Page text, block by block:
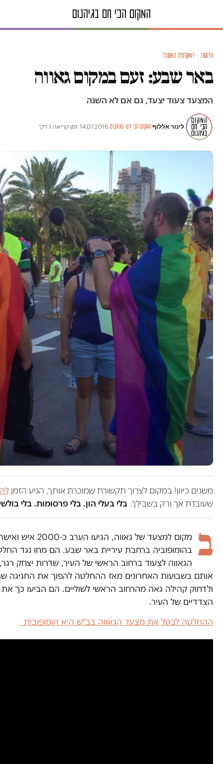
חדשות · דמוקרטיה במשבר
באר שבע: זעם במקום גאווה
המצעד צעוד יצעד, גם אם לא השנה
לינור אללוף·המקום הכי חם בגיהנום·
14.07.2016
·זמן קריאה 1 דק׳
משנים כיוון! במקום לצרוך תקשורת שמוכרת אותך, הגיע הזמן
שעובדת אך ורק בשבילך. בלי בעלי הון. בלי פרסומות. בלי
ב
מקום למצעד של
בהומופוביה ברחבת עיריית באר שבע. הם מחו נגד
הגאווה לצעוד ברחוב הראשי של העיר, שדרות יצחק רגר,
אותם בשבועות האחרונים מאז ההחלטה להפוך את החגיגה
ולדחוק קהילה גאה מהרחוב הראשי לשוליים. הם הביעו כך את
הצדדיים של העיר.
ההחלטה לבטל את מצעד הגאווה בב"ש היא הומופובית